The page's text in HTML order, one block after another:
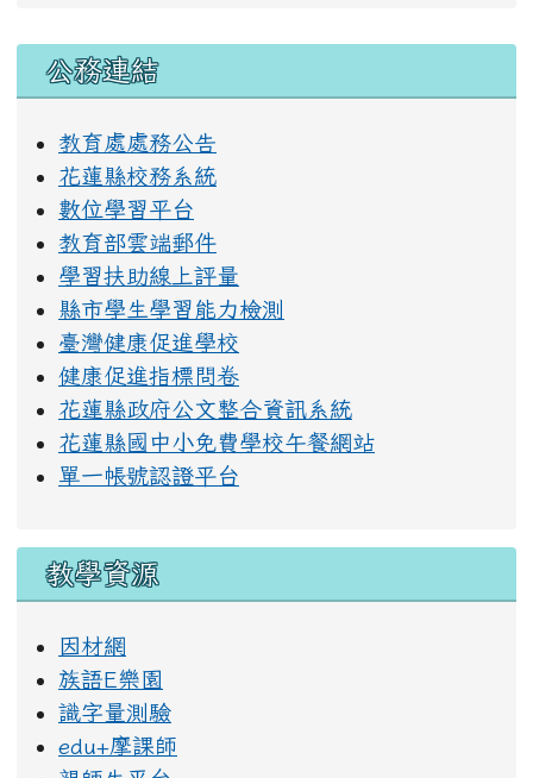
右邊區域內容
公務連結
教育處處務公告
花蓮縣校務系統
數位學習平台
教育部雲端郵件
學習扶助線上評量
縣市學生學習能力檢測
臺灣健康促進學校
健康促進指標問卷
花蓮縣政府公文整合資訊系統
花蓮縣國中小免費學校午餐網站
單一帳號認證平台
教學資源
因材網
族語E樂園
識字量測驗
edu+摩課師